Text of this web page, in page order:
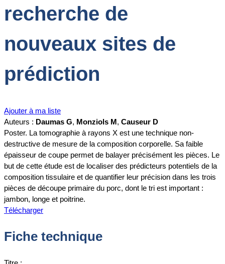
recherche de
nouveaux sites de
prédiction
Ajouter à ma liste
Auteurs : Daumas G, Monziols M, Causeur D
Poster. La tomographie à rayons X est une technique non-
destructive de mesure de la composition corporelle. Sa faible
épaisseur de coupe permet de balayer précisément les pièces. Le
but de cette étude est de localiser des prédicteurs potentiels de la
composition tissulaire et de quantifier leur précision dans les trois
pièces de découpe primaire du porc, dont le tri est important :
jambon, longe et poitrine.
Télécharger
Fiche technique